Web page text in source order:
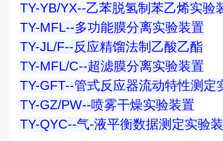
TY-YB/YX--乙苯脱氢制苯乙烯实验
TY-MFL--多功能膜分离实验装置
TY-JL/F--反应精馏法制乙酸乙酯
TY-MFL/C--超滤膜分离实验装置
TY-GFT--管式反应器流动特性测定
TY-GZ/PW--喷雾干燥实验装置
TY-QYC--气-液平衡数据测定实验